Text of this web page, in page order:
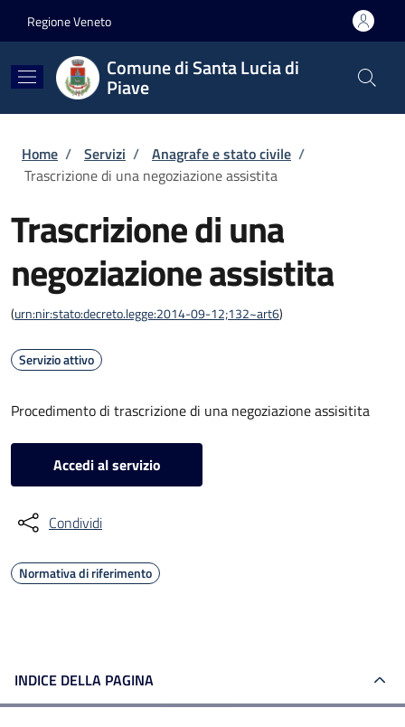
Regione Veneto
Comune di Santa Lucia di
Piave
Briciole di pane
Home / Servizi / Anagrafe e stato civile /
Trascrizione di una negoziazione assistita
Trascrizione di una
negoziazione assistita
(urn:nir:stato:decreto.legge:2014-09-12;132~art6)
Servizio attivo
Procedimento di trascrizione di una negoziazione assisitita
Accedi al servizio
Condividi
Normativa di riferimento
INDICE DELLA PAGINA